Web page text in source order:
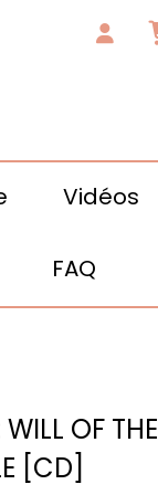
Vidéos
FAQ
WILL OF THE
[CD]